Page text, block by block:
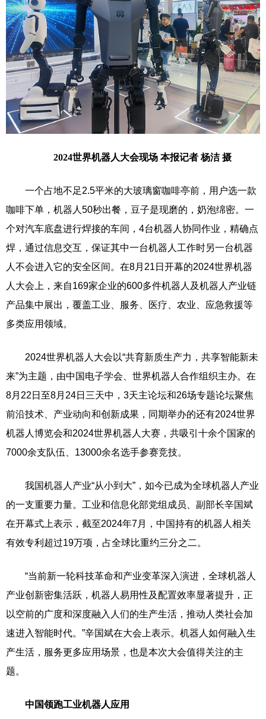
2024世界机器人大会现场 本报记者 杨洁 摄
一个占地不足2.5平米的大玻璃窗咖啡亭前，用户选一款
咖啡下单，机器人50秒出餐，豆子是现磨的，奶泡绵密。一
个对汽车底盘进行焊接的车间，4台机器人协同作业，精确点
焊，通过信息交互，保证其中一台机器人工作时另一台机器
人不会进入它的安全区间。在8月21日开幕的2024世界机器
人大会上，来自169家企业的600多件机器人及机器人产业链
产品集中展出，覆盖工业、服务、医疗、农业、应急救援等
多类应用领域。
2024世界机器人大会以“共育新质生产力，共享智能新未
来”为主题，由中国电子学会、世界机器人合作组织主办。在
8月22日至8月24日三天中，3天主论坛和26场专题论坛聚焦
前沿技术、产业动向和创新成果，同期举办的还有2024世界
机器人博览会和2024世界机器人大赛，共吸引十余个国家的
7000余支队伍、13000余名选手参赛竞技。
我国机器人产业“从小到大”，如今已成为全球机器人产业
的一支重要力量。工业和信息化部党组成员、副部长辛国斌
在开幕式上表示，截至2024年7月，中国持有的机器人相关
有效专利超过19万项，占全球比重约三分之二。
“当前新一轮科技革命和产业变革深入演进，全球机器人
产业创新密集活跃，机器人易用性及配置效率显著提升，正
以空前的广度和深度融入人们的生产生活，推动人类社会加
速进入智能时代。”辛国斌在大会上表示。机器人如何融入生
产生活，服务更多应用场景，也是本次大会值得关注的主
题。
中国领跑工业机器人应用